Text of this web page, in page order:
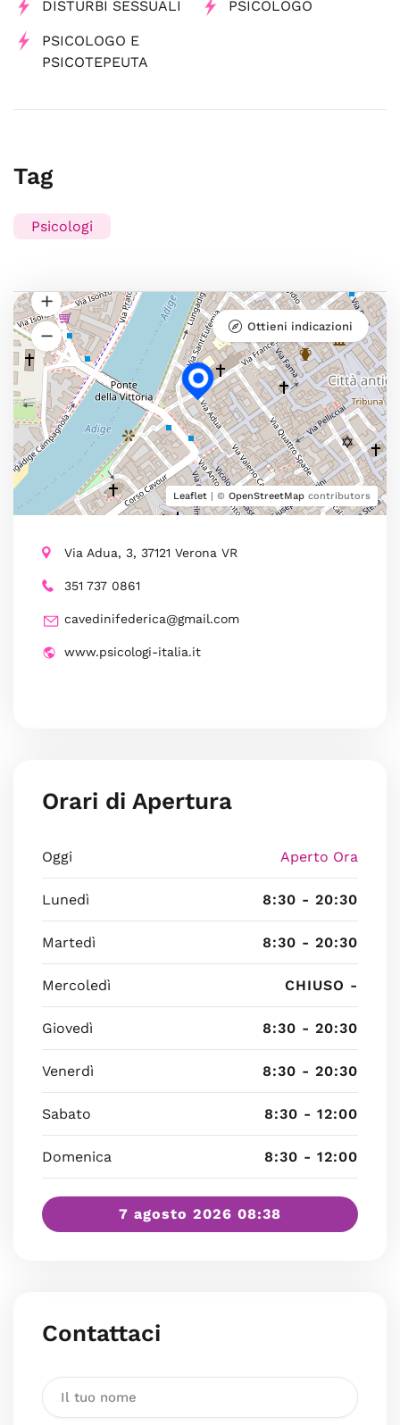
DISTURBI SESSUALI PSICOLOGO
PSICOLOGO E
PSICOTEPEUTA
Tag
Psicologi
Leaflet | © OpenStreetMap contributors
Ottieni indicazioni
Via Adua, 3, 37121 Verona VR
351 737 0861
cavedinifederica@gmail.com
www.psicologi-italia.it
Orari di Apertura
Oggi Aperto Ora
Lunedì 8:30 - 20:30
Martedì 8:30 - 20:30
Mercoledì CHIUSO -
Giovedì 8:30 - 20:30
Venerdì 8:30 - 20:30
Sabato 8:30 - 12:00
Domenica 8:30 - 12:00
7 agosto 2026 08:38
Contattaci